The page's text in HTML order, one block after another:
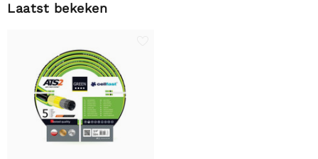
Laatst bekeken